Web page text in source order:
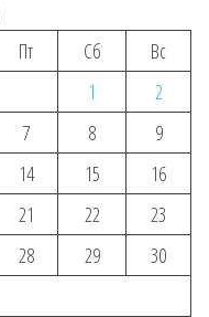
Пт Сб
Вс
1
2
7 8
9
14 15
16
21 22
23
28 29
30